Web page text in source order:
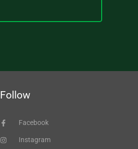
Follow
Facebook
Instagram